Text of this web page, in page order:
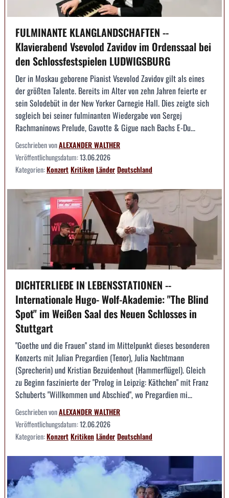
FULMINANTE KLANGLANDSCHAFTEN --
Klavierabend Vsevolod Zavidov im Ordenssaal bei
den Schlossfestspielen LUDWIGSBURG
Der in Moskau geborene Pianist Vsevolod Zavidov gilt als eines
der größten Talente. Bereits im Alter von zehn Jahren feierte er
sein Solodebüt in der New Yorker Carnegie Hall. Dies zeigte sich
sogleich bei seiner fulminanten Wiedergabe von Sergej
Rachmaninows Prelude, Gavotte & Gigue nach Bachs E-Du...
Geschrieben vonALEXANDER WALTHER
Veröffentlichungsdatum:13.06.2026
Kategorien:KonzertKritikenLänderDeutschland
DICHTERLIEBE IN LEBENSSTATIONEN --
Internationale Hugo- Wolf-Akademie: "The Blind
Spot" im Weißen Saal des Neuen Schlosses in
Stuttgart
"Goethe und die Frauen" stand im Mittelpunkt dieses besonderen
Konzerts mit Julian Pregardien (Tenor), Julia Nachtmann
(Sprecherin) und Kristian Bezuidenhout (Hammerflügel). Gleich
zu Beginn faszinierte der "Prolog in Leipzig: Käthchen" mit Franz
Schuberts "Willkommen und Abschied", wo Pregardien mi...
Geschrieben vonALEXANDER WALTHER
Veröffentlichungsdatum:12.06.2026
Kategorien:KonzertKritikenLänderDeutschland